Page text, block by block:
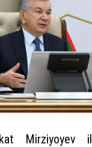
Mirziyoyev